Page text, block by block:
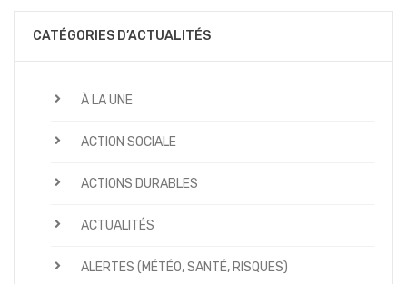
CATÉGORIES D’ACTUALITÉS
À LA UNE
ACTION SOCIALE
ACTIONS DURABLES
ACTUALITÉS
ALERTES (MÉTÉO, SANTÉ, RISQUES)